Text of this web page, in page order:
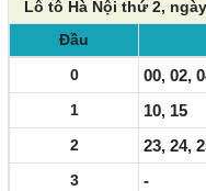
Lô tô Hà Nội thứ 2,
Đầu
0
00, 02,
1 10, 15
2 23, 24,
3 -